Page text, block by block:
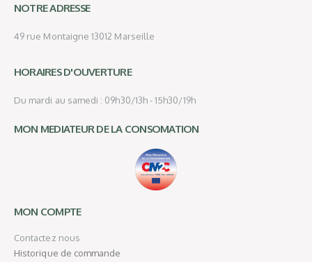
NOTRE ADRESSE
49 rue Montaigne 13012 Marseille
HORAIRES D'OUVERTURE
Du mardi au samedi : 09h30/13h - 15h30/19h
MON MEDIATEUR DE LA CONSOMATION
MON COMPTE
Contactez nous
Historique de commande